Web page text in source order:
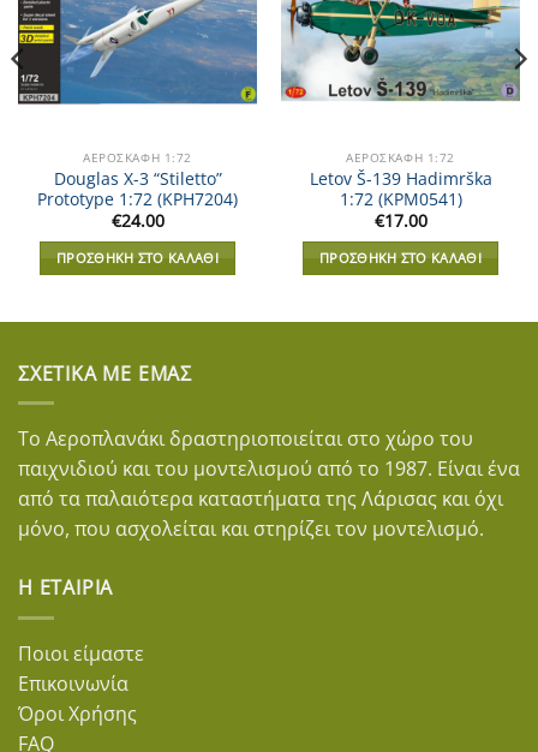
ΑΕΡΟΣΚΆΦΗ 1:72
Douglas X-3 “Stiletto”
Prototype 1:72 (KPH7204)
€24.00
ΠΡΟΣΘΉΚΗ ΣΤΟ ΚΑΛΆΘΙ
ΑΕΡΟΣΚΆΦΗ 1:72
Letov Š-139 Hadimrška
1:72 (KPM0541)
€17.00
ΠΡΟΣΘΉΚΗ ΣΤΟ ΚΑΛΆΘΙ
ΣΧΕΤΙΚΆ ΜΕ ΕΜΆΣ
Το Αεροπλανάκι δραστηριοποιείται στο χώρο του
παιχνιδιού και του μοντελισμού από το 1987. Είναι ένα
από τα παλαιότερα καταστήματα της Λάρισας και όχι
μόνο, που ασχολείται και στηρίζει τον μοντελισμό.
Η ΕΤΑΙΡΊΑ
Ποιοι είμαστε
Επικοινωνία
Όροι Χρήσης
FAQ